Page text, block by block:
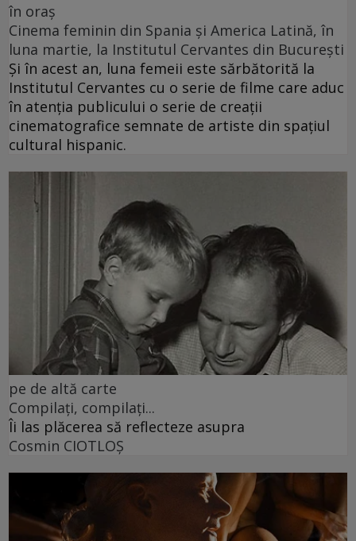
în oraș
Cinema feminin din Spania și America Latină, în
luna martie, la Institutul Cervantes din București
Și în acest an, luna femeii este sărbătorită la
Institutul Cervantes cu o serie de filme care aduc
în atenția publicului o serie de creații
cinematografice semnate de artiste din spațiul
cultural hispanic.
pe de altă carte
Compilați, compilați...
Îi las plăcerea să reflecteze asupra
Cosmin CIOTLOŞ